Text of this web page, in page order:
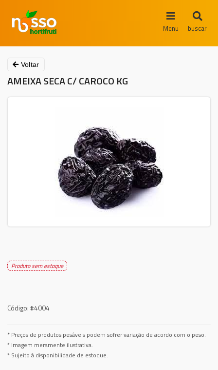
Menu buscar
Voltar
AMEIXA SECA C/ CAROCO KG
Produto sem estoque
Código:#4004
* Preços de produtos pesáveis podem sofrer variação de acordo com o peso.
* Imagem meramente ilustrativa.
* Sujeito à disponibilidade de estoque.